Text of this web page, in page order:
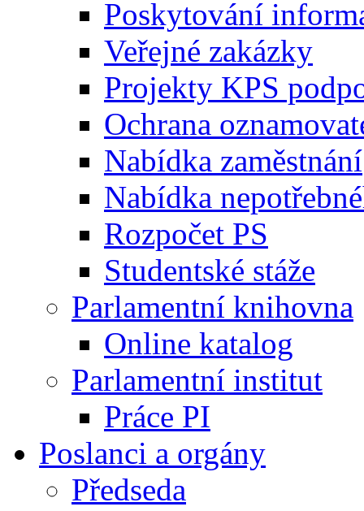
Poskytování
Veřejné zakázky
Projekty KPS
Ochrana
Nabídka zaměstnání
Nabídka
Rozpočet PS
Studentské stáže
Parlamentní knihovna
Online katalog
Parlamentní institut
Práce PI
Poslanci a orgány
Předseda